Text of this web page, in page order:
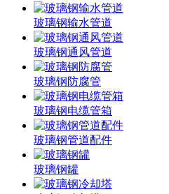
玻璃钢输水管道
玻璃钢通风管道
玻璃钢防腐管
玻璃钢电缆管箱
玻璃钢管道配件
玻璃钢罐